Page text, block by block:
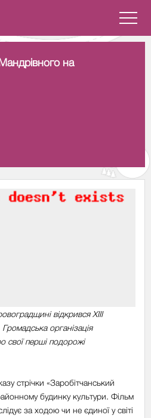
на
відкрився ХІІІ
організація
свої перші подорожі
стрічки «Заробітчанський
будинку культури. Фільм
за ходою чи не єдиної у світі